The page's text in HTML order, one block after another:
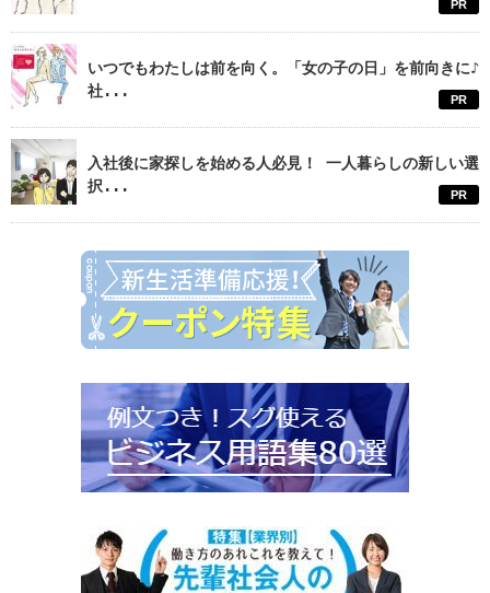
PR
いつでもわたしは前を向く。「女の子の日」を前向きに♪
社...
PR
入社後に家探しを始める人必見！ 一人暮らしの新しい選
択...
PR